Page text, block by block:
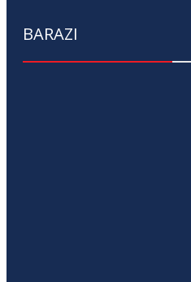
BARAZI